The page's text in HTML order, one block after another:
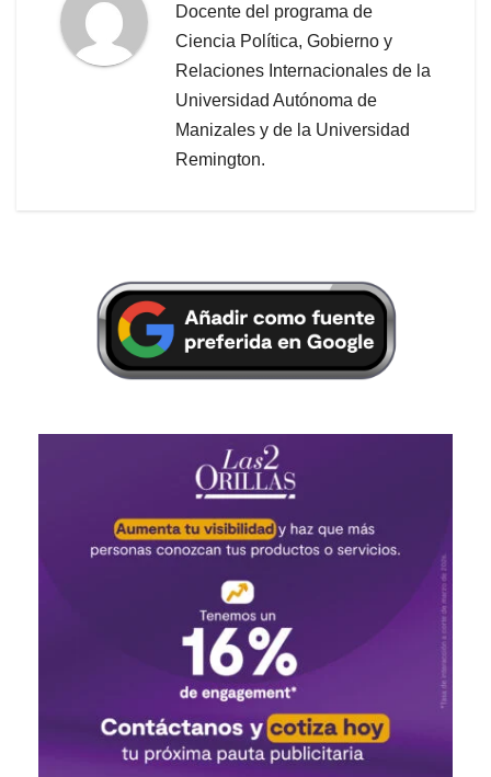
Docente del programa de
Ciencia Política, Gobierno y
Relaciones Internacionales de la
Universidad Autónoma de
Manizales y de la Universidad
Remington.